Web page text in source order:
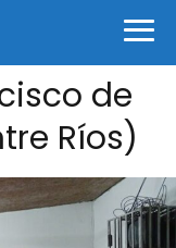
de
Ríos)